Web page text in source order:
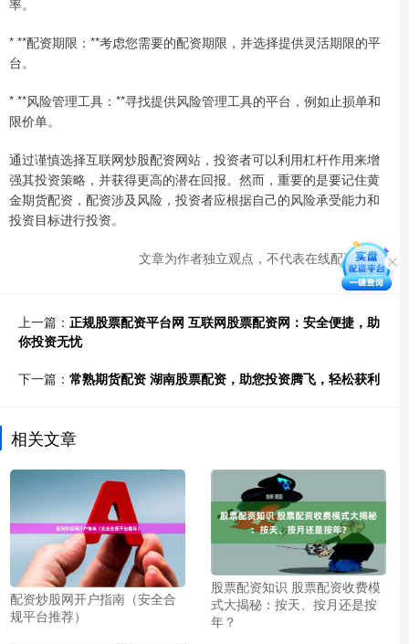
率。
* **配资期限：**考虑您需要的配资期限，并选择提供灵活期限的平
台。
* **风险管理工具：**寻找提供风险管理工具的平台，例如止损单和
限价单。
通过谨慎选择互联网炒股配资网站，投资者可以利用杠杆作用来增
强其投资策略，并获得更高的潜在回报。然而，重要的是要记住黄
金期货配资，配资涉及风险，投资者应根据自己的风险承受能力和
投资目标进行投资。
文章为作者独立观点，不代表在线配资观点
上一篇： 正规股票配资平台网 互联网股票配资网：安全便捷，助
你投资无忧
下一篇： 常熟期货配资 湖南股票配资，助您投资腾飞，轻松获利
相关文章
配资炒股网开户指南（安全合
规平台推荐）
股票配资知识 股票配资收费模
式大揭秘：按天、按月还是按
年？